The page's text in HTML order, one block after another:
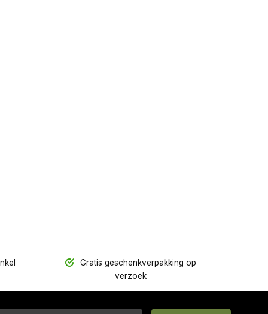
Gratis geschenkverpakking op
verzoek